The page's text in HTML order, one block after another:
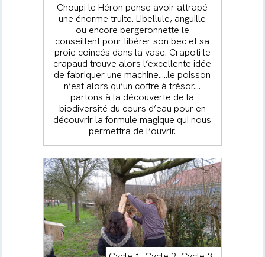
Choupi le Héron pense avoir attrapé
une énorme truite. Libellule, anguille
ou encore bergeronnette le
conseillent pour libérer son bec et sa
proie coincés dans la vase. Crapoti le
crapaud trouve alors l’excellente idée
de fabriquer une machine…..le poisson
n’est alors qu’un coffre à trésor….
partons à la découverte de la
biodiversité du cours d’eau pour en
découvrir la formule magique qui nous
permettra de l’ouvrir.